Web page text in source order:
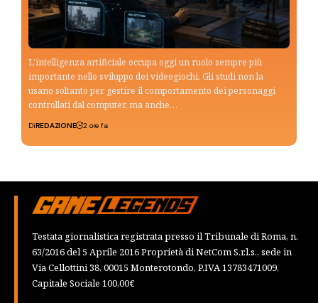
L'intelligenza artificiale occupa oggi un ruolo sempre più
importante nello sviluppo dei videogiochi. Gli studi non la
usano soltanto per gestire il comportamento dei personaggi
controllati dal computer, ma anche…
DiREDAZIONE 2 ore fa
Testata giornalistica registrata presso il Tribunale di Roma, n.
63/2016 del 5 Aprile 2016 Proprietà di NetCom S.r.l.s., sede in
Via Cellottini 38, 00015 Monterotondo, P.IVA 13783471009,
Capitale Sociale 100,00€